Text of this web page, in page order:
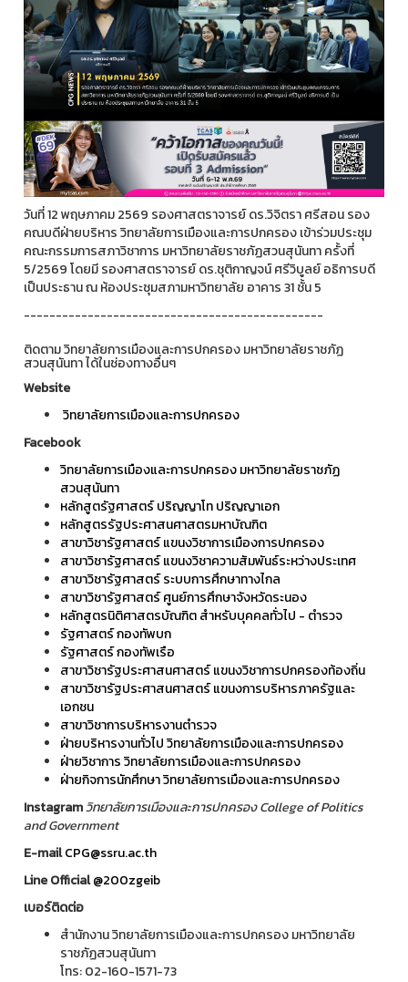
วันที่ 12 พฤษภาคม 2569 รองศาสตราจารย์ ดร.วิจิตรา ศรีสอน รอง
คณบดีฝ่ายบริหาร วิทยาลัยการเมืองและการปกครอง เข้าร่วมประชุม
คณะกรรมการสภาวิชาการ มหาวิทยาลัยราชภัฏสวนสุนันทา ครั้งที่
5/2569 โดยมี รองศาสตราจารย์ ดร.ชุติกาญจน์ ศรีวิบูลย์ อธิการบดี
เป็นประธาน ณ ห้องประชุมสภามหาวิทยาลัย อาคาร 31 ชั้น 5
-----------------------------------------------
ติดตาม วิทยาลัยการเมืองและการปกครอง มหาวิทยาลัยราชภัฏ
สวนสุนันทา ได้ในช่องทางอื่นๆ
Website
วิทยาลัยการเมืองและการปกครอง
Facebook
วิทยาลัยการเมืองและการปกครอง มหาวิทยาลัยราชภัฏ
สวนสุนันทา
หลักสูตรัฐศาสตร์ ปริญญาโท ปริญญาเอก
หลักสูตรรัฐประศาสนศาสตรมหาบัณฑิต
สาขาวิชารัฐศาสตร์ แขนงวิชาการเมืองการปกครอง
สาขาวิชารัฐศาสตร์ แขนงวิชาความสัมพันธ์ระหว่างประเทศ
สาขาวิชารัฐศาสตร์ ระบบการศึกษาทางไกล
สาขาวิชารัฐศาสตร์ ศูนย์การศึกษาจังหวัดระนอง
หลักสูตรนิติศาสตรบัณฑิต สำหรับบุคคลทั่วไป - ตำรวจ
รัฐศาสตร์ กองทัพบก
รัฐศาสตร์ กองทัพเรือ
สาขาวิชารัฐประศาสนศาสตร์ แขนงวิชาการปกครองท้องถิ่น
สาขาวิชารัฐประศาสนศาสตร์ แขนงการบริหารภาครัฐและ
เอกชน
สาขาวิชาการบริหารงานตำรวจ
ฝ่ายบริหารงานทั่วไป วิทยาลัยการเมืองและการปกครอง
ฝ่ายวิชาการ วิทยาลัยการเมืองและการปกครอง
ฝ่ายกิจการนักศึกษา วิทยาลัยการเมืองและการปกครอง
Instagramวิทยาลัยการเมืองและการปกครอง College of Politics
and Government
E-mailCPG@ssru.ac.th
Line Official@200zgeib
เบอร์ติดต่อ
สำนักงาน วิทยาลัยการเมืองและการปกครอง มหาวิทยาลัย
ราชภัฏสวนสุนันทา
โทร: 02-160-1571-73